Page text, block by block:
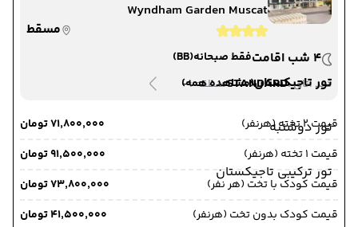
تور تاجیکستان(مشاهده همه)
تور دوشنبه
تور ترکیبی تاجیکستان
Wyndham Garden Muscat
مسقط
4 شب اقامت
فقط صبحانه(BB)
دید اتاق :STANDARDمنطقه :-
قیمت 2 تخته (هرنفر)
۷۱٬۸۰۰٬۰۰۰ تومان
قیمت 1 تخته (هرنفر)
۹۱٬۵۰۰٬۰۰۰ تومان
قیمت کودک با تخت (هر نفر)
۷۳٬۸۰۰٬۰۰۰ تومان
قیمت کودک بدون تخت (هرنفر)
۴۱٬۵۰۰٬۰۰۰ تومان